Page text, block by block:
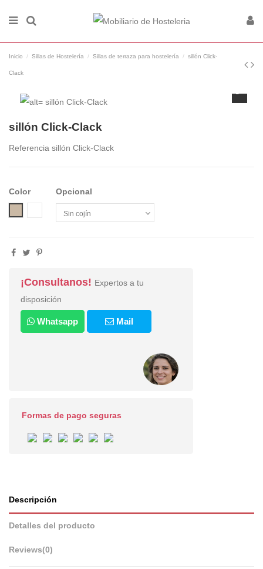
Inicio Sillas de Hostelería Sillas de terraza para hostelería sillón Click-
Clack
sillón Click-Clack
Referencia sillón Click-Clack
Color Opcional
¡Consultanos! Expertos a tu
disposición
Whatsapp Mail
Formas de pago seguras
Descripción
Detalles del producto
Reviews(0)